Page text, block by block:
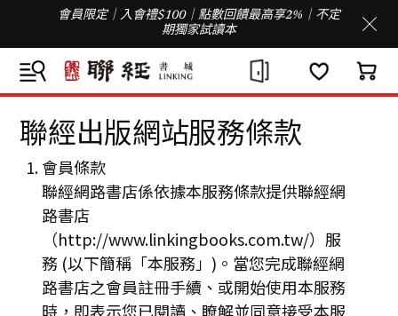
會員限定｜入會禮$100｜點數回饋最高享2%｜不定
期獨家試讀本
聯經出版網站服務條款
會員條款
聯經網路書店係依據本服務條款提供聯經網
路書店
（http://www.linkingbooks.com.tw/）服
務 (以下簡稱「本服務」)。當您完成聯經網
路書店之會員註冊手續、或開始使用本服務
時，即表示您已閱讀、瞭解並同意接受本服